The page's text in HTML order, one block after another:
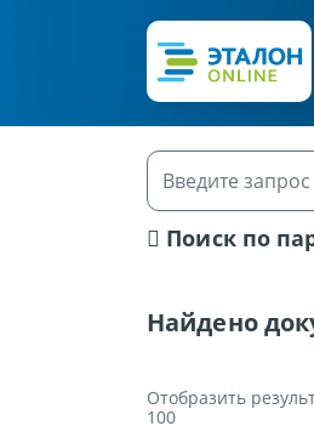
Поиск по
Найдено
Отобразить
100